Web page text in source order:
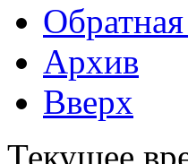
Обратная
Архив
Вверх
Текущее